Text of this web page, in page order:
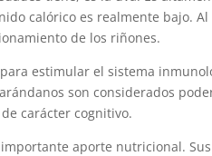
calórico es realmente bajo.
de los riñones.
estimular el sistema
son considerados
carácter cognitivo.
aporte nutricional.